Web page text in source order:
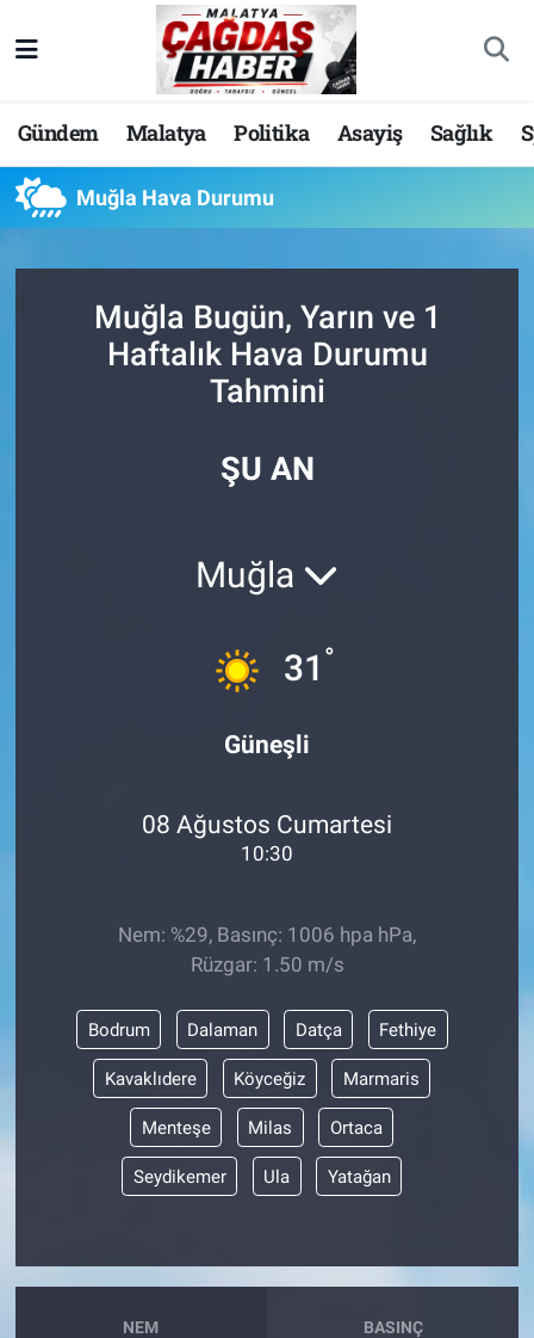
Gündem Malatya Politika Asayiş Sağlık
Muğla Hava Durumu
Muğla Bugün, Yarın ve 1
Haftalık Hava Durumu
Tahmini
ŞU AN
Muğla
31 °
Güneşli
08 Ağustos Cumartesi
10:30
Nem: %29, Basınç: 1006 hpa hPa,
Rüzgar: 1.50 m/s
Bodrum Dalaman Datça Fethiye
Kavaklıdere Köyceğiz Marmaris
Menteşe Milas Ortaca
Seydikemer Ula Yatağan
NEM BASINÇ
Nöbetçi Eczaneler
Hava Durumu
Malatya Namaz Vakitleri
Trafik Durumu
Süper Lig Puan Durumu ve Fikstür
Son Dakika Haberleri